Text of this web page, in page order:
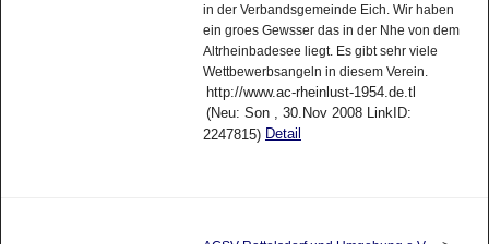
in der Verbandsgemeinde Eich. Wir haben
ein groes Gewsser das in der Nhe von dem
Altrheinbadesee liegt. Es gibt sehr viele
Wettbewerbsangeln in diesem Verein.
http://www.ac-rheinlust-1954.de.tl
(Neu: Son , 30.Nov 2008 LinkID:
2247815) Detail